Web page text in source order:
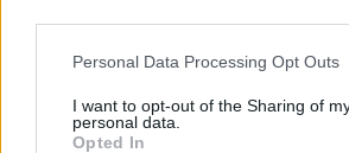
Personal Data Processing Opt Outs
I want to opt-out of the Sharing of
personal data.
Opted In
Opozorilo:Po 297. členu
posameznik kazensko odgovoren za